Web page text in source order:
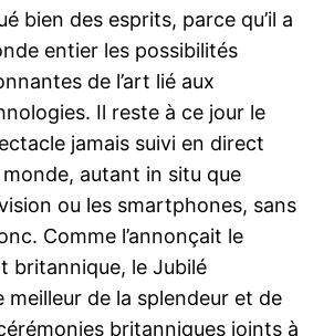
bien des esprits, parce qu’il a
entier les possibilités
de l’art lié aux
Il reste à ce jour le
jamais suivi en direct
autant in situ que
ou les smartphones, sans
Comme l’annonçait le
britannique, le Jubilé
meilleur de la splendeur et de
britanniques joints à